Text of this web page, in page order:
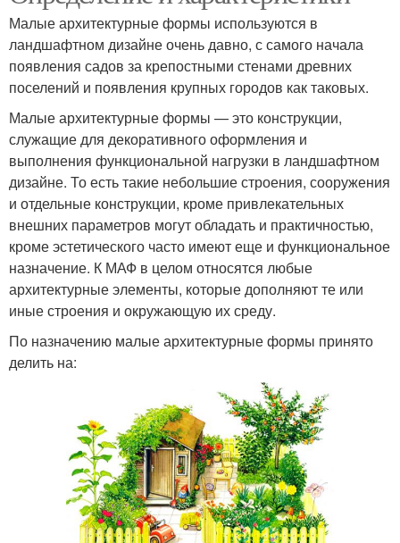
Малые архитектурные формы используются в
ландшафтном дизайне очень давно, с самого начала
появления садов за крепостными стенами древних
поселений и появления крупных городов как таковых.
Малые архитектурные формы — это конструкции,
служащие для декоративного оформления и
выполнения функциональной нагрузки в ландшафтном
дизайне. То есть такие небольшие строения, сооружения
и отдельные конструкции, кроме привлекательных
внешних параметров могут обладать и практичностью,
кроме эстетического часто имеют еще и функциональное
назначение. К МАФ в целом относятся любые
архитектурные элементы, которые дополняют те или
иные строения и окружающую их среду.
По назначению малые архитектурные формы принято
делить на: